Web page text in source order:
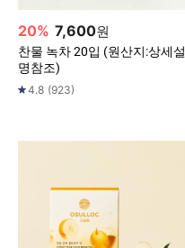
20% 7,600원
찬물 녹차 20입 (원산지:상세설
명참조)
4.8 (923)